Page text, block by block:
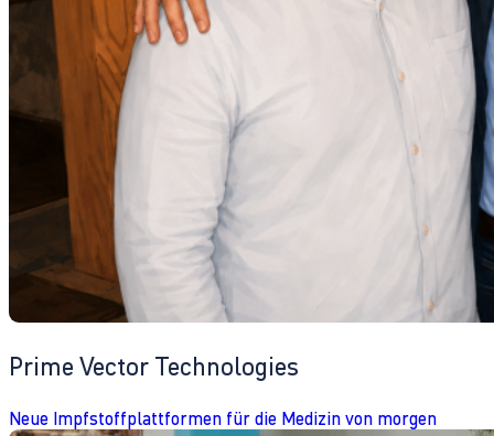
Prime Vector Technologies
Neue Impfstoffplattformen für die Medizin von morgen